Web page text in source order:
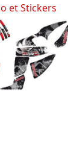
et Stickers